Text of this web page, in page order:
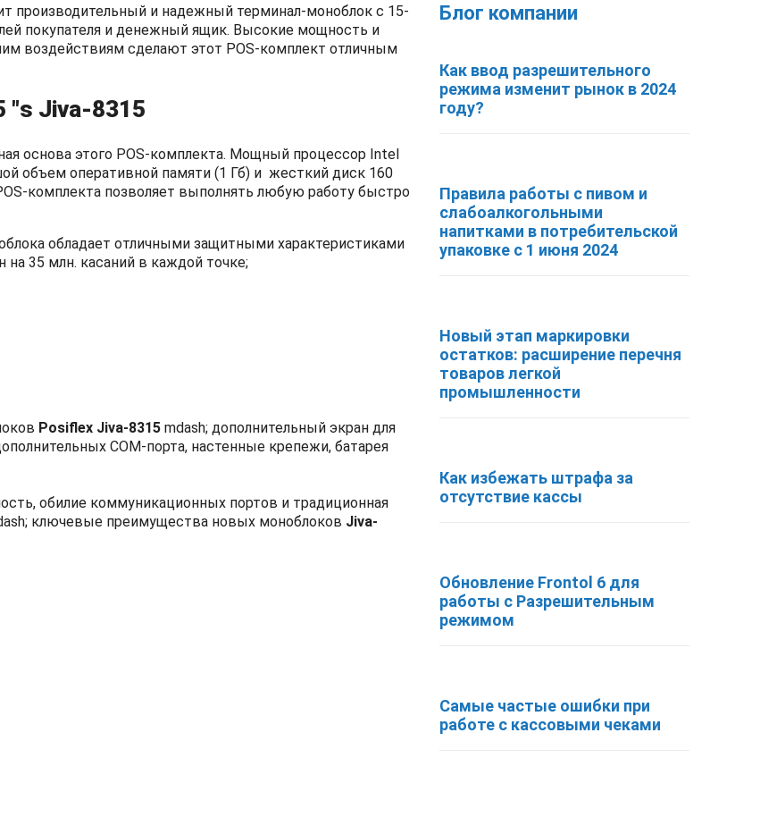
производительный и надежный терминал-моноблок с 15-
покупателя и денежный ящик. Высокие мощность и
воздействиям сделают этот POS-комплект отличным
"s Jiva-8315
основа этого POS-комплекта. Мощный процессор Intel
объем оперативной памяти (1 Гб) и жесткий диск 160
комплекта позволяет выполнять любую работу быстро
обладает отличными защитными характеристиками
35 млн. касаний в каждой точке;
Posiflex Jiva-8315 mdash; дополнительный экран для
COM-порта, настенные крепежи, батарея
обилие коммуникационных портов и традиционная
ключевые преимущества новых моноблоков Jiva-
Блог компании
Как ввод разрешительного
режима изменит рынок в 2024
году?
Правила работы с пивом и
слабоалкогольными
напитками в потребительской
упаковке с 1 июня 2024
Новый этап маркировки
остатков: расширение перечня
товаров легкой
промышленности
Как избежать штрафа за
отсутствие кассы
Обновление Frontol 6 для
работы с Разрешительным
режимом
Самые частые ошибки при
работе с кассовыми чеками